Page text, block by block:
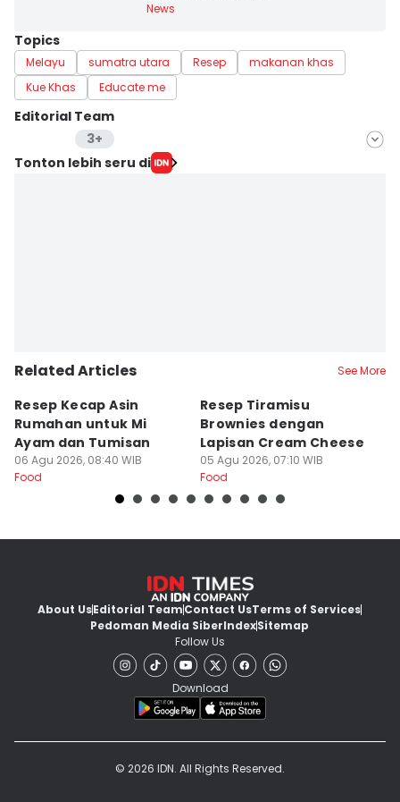
News
Topics
Melayu sumatra utara Resep
makanan khas
Kue Khas
Educate me
Editorial Team
3+
Editor
Tonton lebih seru di
Related Articles See More
Resep Kecap Asin
Rumahan untuk Mi
Ayam dan Tumisan
06 Agu 2026, 08:40 WIB
Food
Resep Tiramisu
Brownies dengan
Lapisan Cream Cheese
05 Agu 2026, 07:10 WIB
Food
About UsEditorial TeamContact UsTerms of Services
Pedoman Media SiberIndexSitemap
Follow Us
Download
© 2026 IDN. All Rights Reserved.